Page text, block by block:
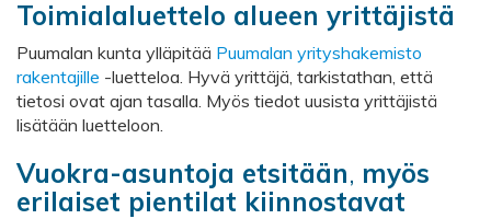
Toimialaluettelo alueen yrittäjistä
Puumalan kunta ylläpitää Puumalan yrityshakemisto
rakentajille -luetteloa. Hyvä yrittäjä, tarkistathan, että
tietosi ovat ajan tasalla. Myös tiedot uusista yrittäjistä
lisätään luetteloon.
Vuokra-asuntoja etsitään, myös
erilaiset pientilat kiinnostavat